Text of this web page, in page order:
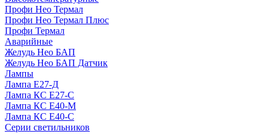
Профи Нео Термал
Профи Нео Термал Плюс
Профи Термал
Аварийные
Желудь Нео БАП
Желудь Нео БАП Датчик
Лампы
Лампа Е27-Д
Лампа КС Е27-С
Лампа КС Е40-М
Лампа КС Е40-С
Серии светильников